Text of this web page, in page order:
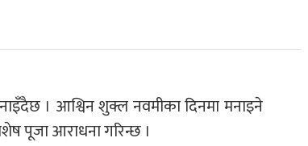
। आश्विन शुक्ल नवमीका दिनमा मनाइने
पूजा आराधना गरिन्छ ।